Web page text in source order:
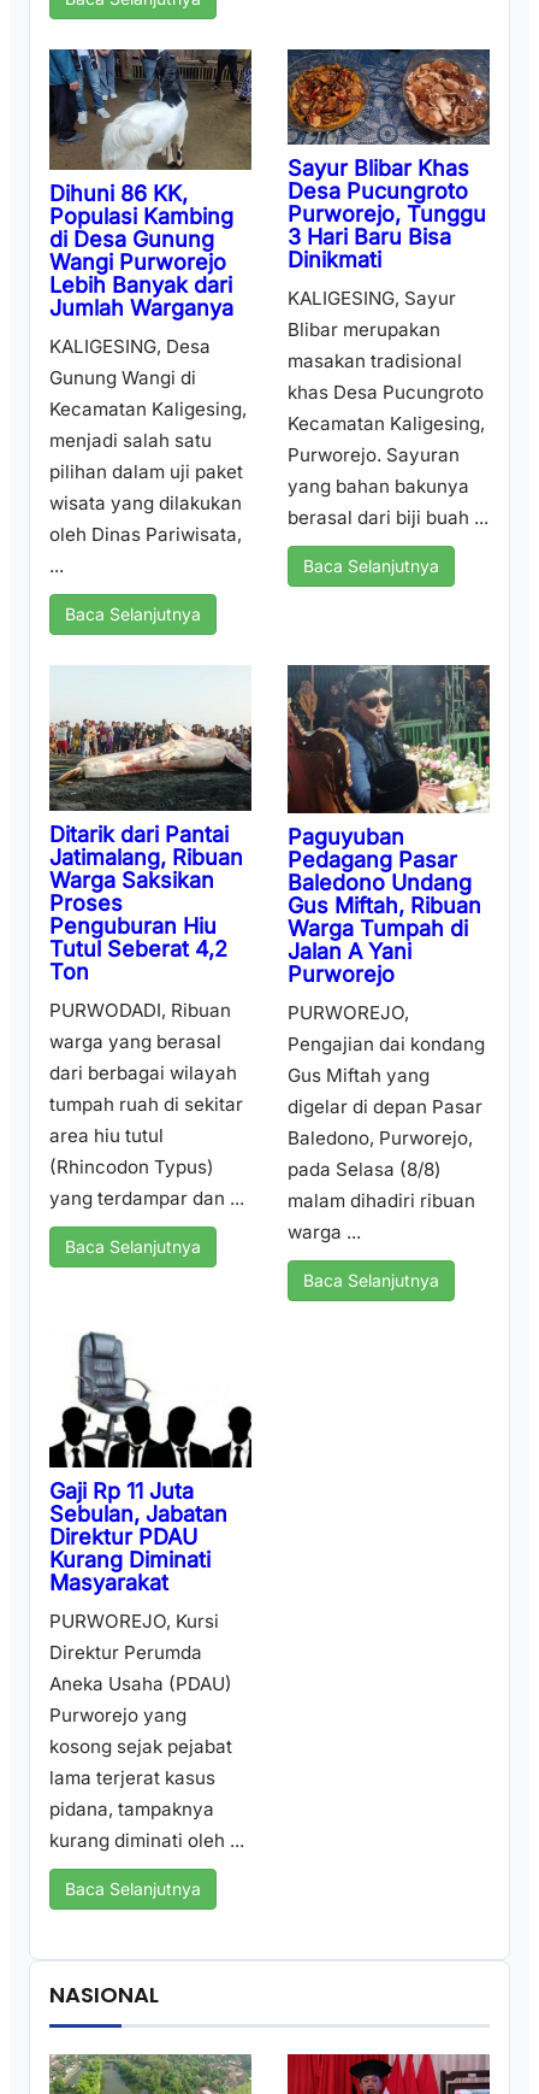
Dihuni 86 KK,
Populasi Kambing
di Desa Gunung
Wangi Purworejo
Lebih Banyak dari
Jumlah Warganya
KALIGESING, Desa
Gunung Wangi di
Kecamatan Kaligesing,
menjadi salah satu
pilihan dalam uji paket
wisata yang dilakukan
oleh Dinas Pariwisata,
...
Baca Selanjutnya
Sayur Blibar Khas
Desa Pucungroto
Purworejo, Tunggu
3 Hari Baru Bisa
Dinikmati
KALIGESING, Sayur
Blibar merupakan
masakan tradisional
khas Desa Pucungroto
Kecamatan Kaligesing,
Purworejo. Sayuran
yang bahan bakunya
berasal dari biji buah ...
Baca Selanjutnya
Ditarik dari Pantai
Jatimalang, Ribuan
Warga Saksikan
Proses
Penguburan Hiu
Tutul Seberat 4,2
Ton
PURWODADI, Ribuan
warga yang berasal
dari berbagai wilayah
tumpah ruah di sekitar
area hiu tutul
(Rhincodon Typus)
yang terdampar dan ...
Baca Selanjutnya
Paguyuban
Pedagang Pasar
Baledono Undang
Gus Miftah, Ribuan
Warga Tumpah di
Jalan A Yani
Purworejo
PURWOREJO,
Pengajian dai kondang
Gus Miftah yang
digelar di depan Pasar
Baledono, Purworejo,
pada Selasa (8/8)
malam dihadiri ribuan
warga ...
Baca Selanjutnya
Gaji Rp 11 Juta
Sebulan, Jabatan
Direktur PDAU
Kurang Diminati
Masyarakat
PURWOREJO, Kursi
Direktur Perumda
Aneka Usaha (PDAU)
Purworejo yang
kosong sejak pejabat
lama terjerat kasus
pidana, tampaknya
kurang diminati oleh ...
Baca Selanjutnya
NASIONAL